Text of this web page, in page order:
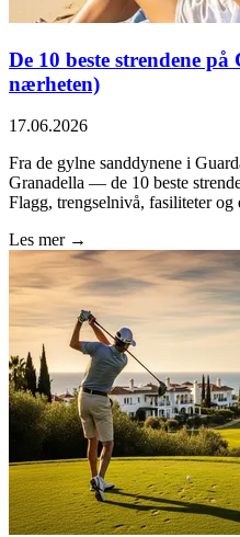
De 10 beste strendene
nærheten)
17.06.2026
Fra de gylne sanddynene i
Granadella — de 10 beste
Flagg, trengselnivå, fasiliteter og
Les mer →